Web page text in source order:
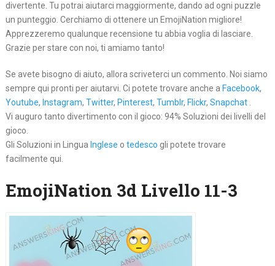
divertente. Tu potrai aiutarci maggiormente, dando ad ogni puzzle
un punteggio. Cerchiamo di ottenere un EmojiNation migliore!
Apprezzeremo qualunque recensione tu abbia voglia di lasciare.
Grazie per stare con noi, ti amiamo tanto!
Se avete bisogno di aiuto, allora scriveterci un commento. Noi siamo
sempre qui pronti per aiutarvi. Ci potete trovare anche a Facebook,
Youtube, Instagram, Twitter, Pinterest, Tumblr, Flickr, Snapchat.
Vi auguro tanto divertimento con il gioco: 94% Soluzioni dei livelli del
gioco.
Gli Soluzioni in Lingua Inglese o tedesco gli potete trovare
facilmente qui.
EmojiNation 3d Livello 11-3